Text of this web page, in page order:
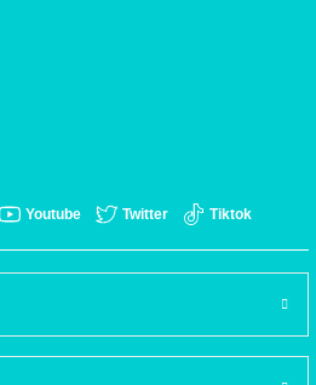
Youtube Twitter Tiktok